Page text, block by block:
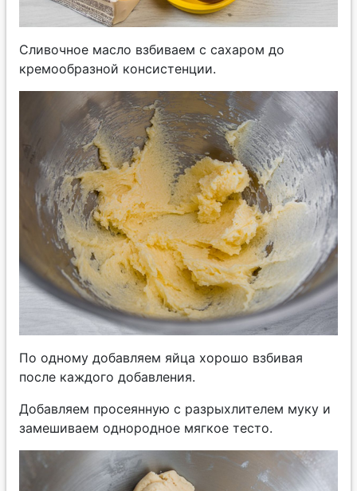
Сливочное масло взбиваем с сахаром до
кремообразной консистенции.
По одному добавляем яйца хорошо взбивая
после каждого добавления.
Добавляем просеянную с разрыхлителем муку и
замешиваем однородное мягкое тесто.